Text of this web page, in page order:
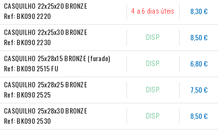
CASQUILHO 22x25x20 BRONZE
Ref:BK090 2220 4 a 6 dias úteis 8,30 €
CASQUILHO 22x25x30 BRONZE
Ref:BK090 2230 DISP. 8,50 €
CASQUILHO 25x28x15 BRONZE (furado)
Ref:BK090 2515 FU DISP. 6,80 €
CASQUILHO 25x28x25 BRONZE
Ref:BK090 2525 DISP. 7,50 €
CASQUILHO 25x28x30 BRONZE
Ref:BK090 2530 DISP. 8,50 €